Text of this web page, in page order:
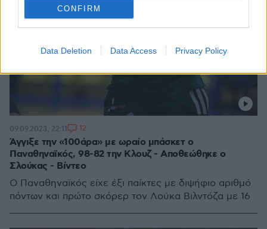
CONFIRM
Data Deletion Data Access Privacy Policy
Άγγιξε την «100άρα» με ωραίο μπάσκετ ο
Παναθηναϊκός, 98-82 την Κλουζ - Αποθεώθηκε ο
Σλούκας - Βίντεο
Ο Παναθηναϊκός είχε έξι παίκτες με διψήφιο αριθμό
πόντων και πρώτο σκόρερ τον Λούκα Βιλντόζα με 16
09.09.2023, 22:11 12